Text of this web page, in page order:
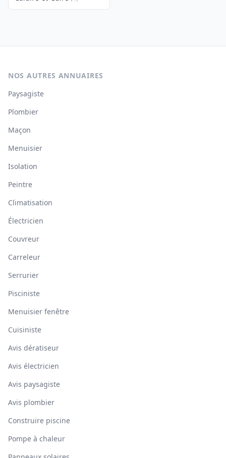
NOS AUTRES ANNUAIRES
Paysagiste
Plombier
Maçon
Menuisier
Isolation
Peintre
Climatisation
Électricien
Couvreur
Carreleur
Serrurier
Pisciniste
Menuisier fenêtre
Cuisiniste
Avis dératiseur
Avis électricien
Avis paysagiste
Avis plombier
Construire piscine
Pompe à chaleur